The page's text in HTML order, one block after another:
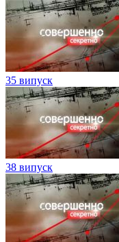
35 випуск
38 випуск